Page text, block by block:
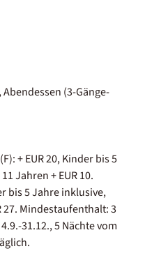
(3-Gänge-
+ EUR 20, Kinder bis 5
Jahren + EUR 10.
bis 5 Jahre inklusive,
27. Mindestaufenthalt: 3
31.12., 5 Nächte vom